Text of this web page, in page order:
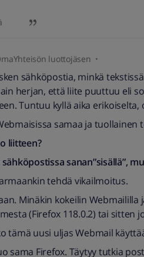
luottojäsen
sähköpostia, minkä
herjan, että liite puuttuu eli
Tuntuu kyllä aika
samaa ja tuollainen
liitteen?
sanan”sisällä”,
tehdä vikailmoitus.
Minäkin kokeilin
(Firefox 118.0.2) tai sitten
tämä uusi uljas Webmail
sama Firefox. Täytyy tutkia